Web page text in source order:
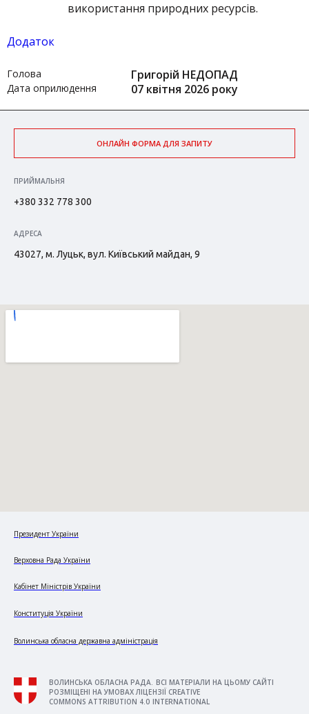
використання природних ресурсів.
Додаток
Голова Григорій НЕДОПАД
Дата оприлюдення 07 квітня 2026 року
ОНЛАЙН ФОРМА ДЛЯ ЗАПИТУ
ПРИЙМАЛЬНЯ
+380 332 778 300
АДРЕСА
43027, м. Луцьк, вул. Київський майдан, 9
Президент України
Верховна Рада України
Кабінет Міністрів України
Конституція України
Волинська обласна державна адміністрація
ВОЛИНСЬКА ОБЛАСНА РАДА. ВСІ МАТЕРІАЛИ НА ЦЬОМУ САЙТІ
РОЗМІЩЕНІ НА УМОВАХ ЛІЦЕНЗІЇ CREATIVE
COMMONS ATTRIBUTION 4.0 INTERNATIONAL